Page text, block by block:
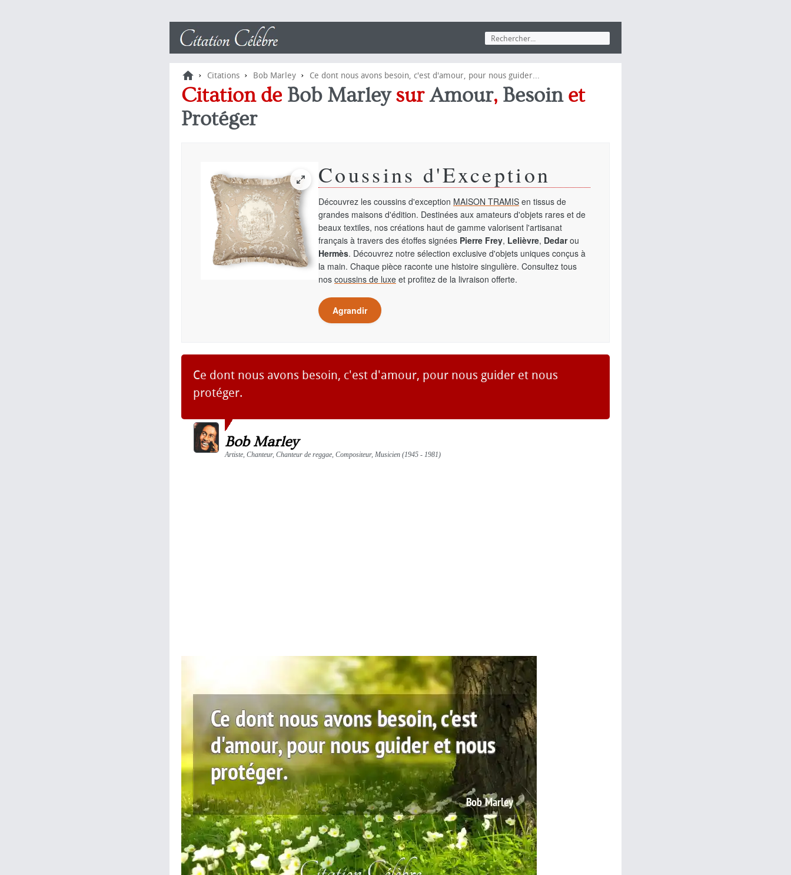
› Citations › Bob Marley › Ce dont nous avons besoin, c'est d'amour, pour nous guider...
Citation de Bob MarleysurAmour, Besoinet
Protéger
Coussins d'Exception
Découvrez les coussins d'exception MAISON TRAMIS en tissus de
grandes maisons d'édition. Destinées aux amateurs d'objets rares et de
beaux textiles, nos créations haut de gamme valorisent l'artisanat
français à travers des étoffes signées Pierre Frey, Lelièvre, Dedarou
Hermès. Découvrez notre sélection exclusive d'objets uniques conçus à
la main. Chaque pièce raconte une histoire singulière. Consultez tous
nos coussins de luxe et profitez de la livraison offerte.
Agrandir
Ce dont nous avons besoin, c'est d'amour, pour nous guider et nous
protéger.
Bob Marley
Artiste, Chanteur, Chanteur de reggae, Compositeur, Musicien (1945 - 1981)